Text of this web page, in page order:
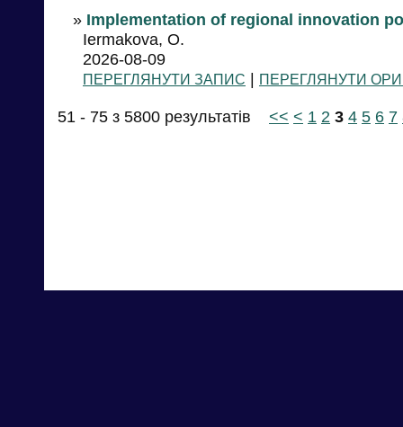
» Implementation of regional innovation
Iermakova, O.
2026-08-09
ПЕРЕГЛЯНУТИ ЗАПИС | ПЕРЕГЛЯНУТИ
51 - 75 з 5800 результатів << < 1 2 3 4 5 6 7